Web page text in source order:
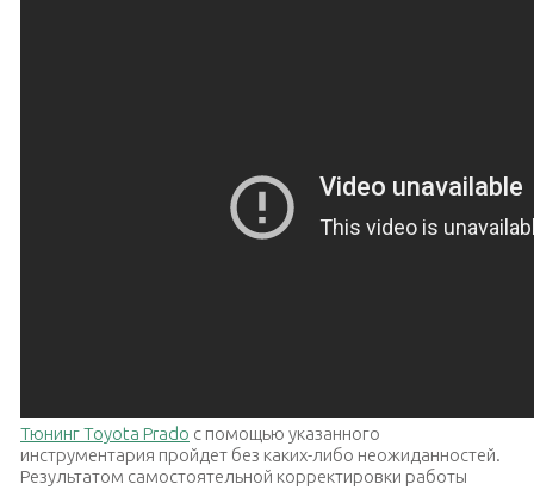
Тюнинг Toyota Prado с помощью указанного
инструментария пройдет без каких-либо неожиданностей.
Результатом самостоятельной корректировки работы